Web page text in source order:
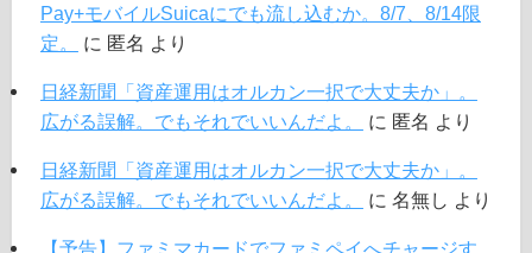
Pay+モバイルSuicaにでも流し込むか。8/7、8/14限
定。
に 匿名 より
日経新聞「資産運用はオルカン一択で大丈夫か」。
広がる誤解。でもそれでいいんだよ。
に 匿名 より
日経新聞「資産運用はオルカン一択で大丈夫か」。
広がる誤解。でもそれでいいんだよ。
に 名無し より
【予告】ファミマカードでファミペイへチャージす